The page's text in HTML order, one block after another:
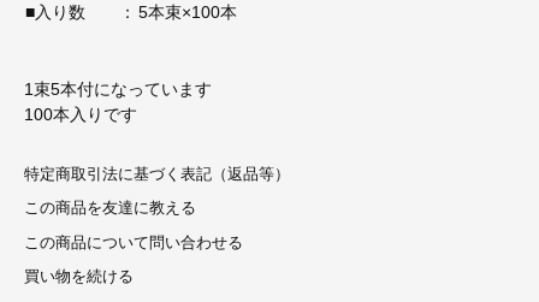
■入り数
： 5本束×100本
1束5本付になっています
100本入りです
特定商取引法に基づく表記（返品等）
この商品を友達に教える
この商品について問い合わせる
買い物を続ける